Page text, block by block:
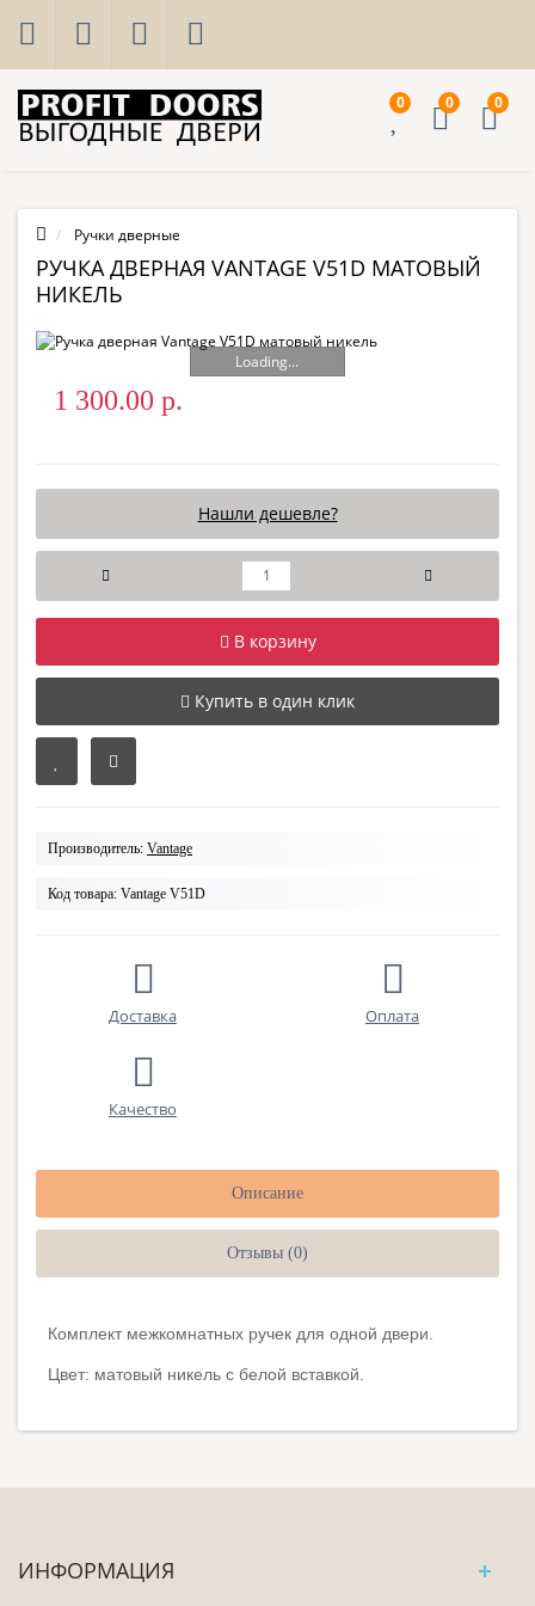
0 0 0
Ручки дверные
РУЧКА ДВЕРНАЯ VANTAGE V51D МАТОВЫЙ
НИКЕЛЬ
Loading...
1 300.00 р.
Нашли дешевле?
В корзину
Купить в один клик
Производитель: Vantage
Код товара: Vantage V51D
Доставка Оплата
Качество
Описание
Отзывы (0)
Комплект межкомнатных ручек для одной двери.
Цвет: матовый никель с белой вставкой.
ИНФОРМАЦИЯ